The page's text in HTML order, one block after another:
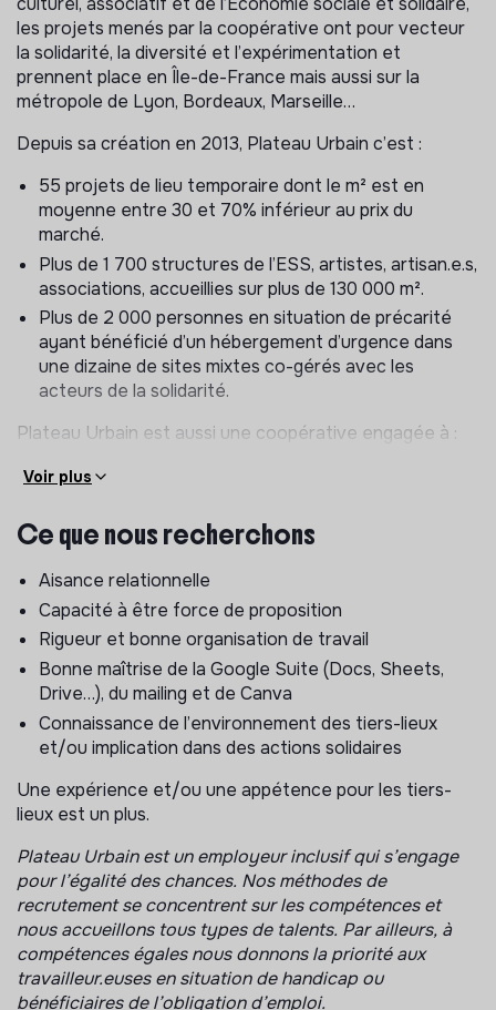
les projets menés par la coopérative ont pour vecteur
la solidarité, la diversité et l’expérimentation et
prennent place en Île-de-France mais aussi sur la
métropole de Lyon, Bordeaux, Marseille…
Depuis sa création en 2013, Plateau Urbain c’est :
55 projets de lieu temporaire dont le m² est en
moyenne entre 30 et 70% inférieur au prix du
marché.
Plus de 1 700 structures de l’ESS, artistes, artisan.e.s,
associations, accueillies sur plus de 130 000 m².
Plus de 2 000 personnes en situation de précarité
ayant bénéficié d’un hébergement d’urgence dans
une dizaine de sites mixtes co-gérés avec les
acteurs de la solidarité.
Plateau Urbain est aussi une coopérative engagée à :
Défendre le droit à la ville en travaillant en bonne
vacants.
Redonner une utilité à des espaces non occupés sur
une période donnée (12 mois à 6 ans), en proposant,
en priorité, ces espaces à des structures du secteur
culturel et artistique, de l’ESS et du monde
associatif.
Promouvoir la mixité des usages et des profils en
créant des lieux mêlant hébergement d’urgence et
activité professionnelle, facteur d’inclusion et d’
impact durable sur le plan sociétal.
Cadre de travail
France, chacun avec sa propre identité, ses
occupant·e·s et ses enjeux.
Pour accompagner les équipes de terrain dans leur
quotidien, nous recrutons cette année 3 stagiaires,
répartis sur différents sites :
Voir plus
Ce que nous recherchons
Aisance relationnelle
Capacité à être force de proposition
Rigueur et bonne organisation de travail
Bonne maîtrise de la Google Suite (Docs, Sheets,
Drive…), du mailing et de Canva
Connaissance de l’environnement des tiers-lieux
et/ou implication dans des actions solidaires
Une expérience et/ou une appétence pour les tiers-
lieux est un plus.
Plateau Urbain est un employeur inclusif qui s’engage
pour l’égalité des chances. Nos méthodes de
recrutement se concentrent sur les compétences et
nous accueillons tous types de talents. Par ailleurs, à
compétences égales nous donnons la priorité aux
travailleur.euses en situation de handicap ou
bénéficiaires de l’obligation d’emploi.